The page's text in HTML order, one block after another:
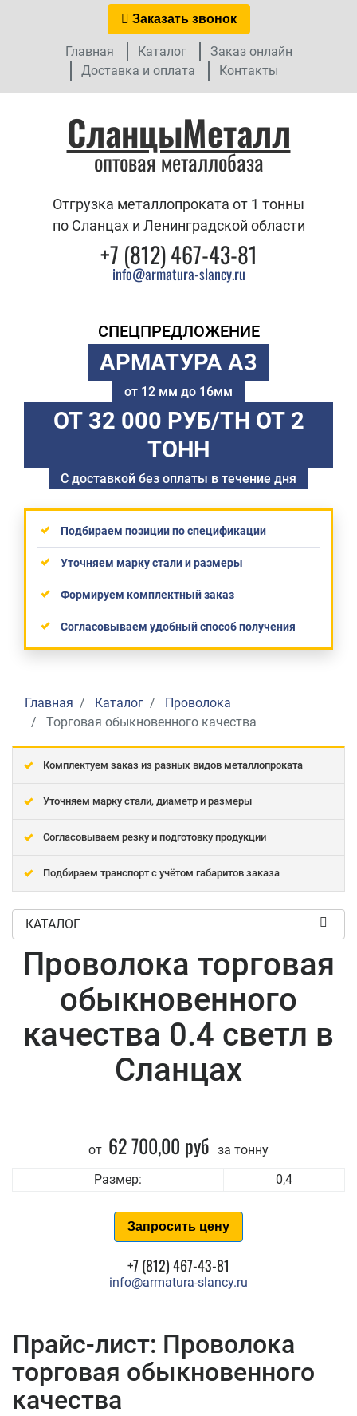
Заказать звонок
Главная Каталог
Заказ онлайн
Доставка и оплата
Контакты
СланцыМеталл
оптовая металлобаза
Отгрузка металлопроката от 1 тонны
по Сланцах и Ленинградской области
+7 (812) 467-43-81
info@armatura-slancy.ru
СПЕЦПРЕДЛОЖЕНИЕ
АРМАТУРА А3
от 12 мм до 16мм
ОТ 32 000 РУБ/ТН ОТ 2
ТОНН
С доставкой без оплаты в течение дня
Подбираем позиции по спецификации
Уточняем марку стали и размеры
Формируем комплектный заказ
Согласовываем удобный способ получения
Главная Каталог
Проволока
Торговая обыкновенного качества
Комплектуем заказ из разных видов металлопроката
Уточняем марку стали, диаметр и размеры
Согласовываем резку и подготовку продукции
Подбираем транспорт с учётом габаритов заказа
КАТАЛОГ
Проволока торговая
обыкновенного
качества 0.4 светл в
Сланцах
от 62 700,00 руб за тонну
Размер:
0,4
Запросить цену
+7 (812) 467-43-81
info@armatura-slancy.ru
Прайс-лист: Проволока
торговая обыкновенного
качества